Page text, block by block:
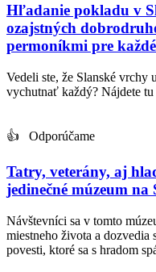
Hľadanie pokladu v
ozajstných
permoníkmi pre
Vedeli ste, že Slanské
vychutnať každý? Nájdete tu
👍 Odporúčame
Tatry, veterány, aj
jedinečné múzeum na
Návštevníci sa v tomto
miestneho života a dozvedia
povesti, ktoré sa s hradom